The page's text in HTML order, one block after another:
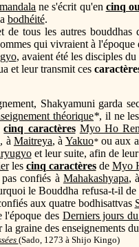
mandala ne s'écrit qu'en cinq
bodhéité.
de tous les autres bouddhas
qui vivraient à l'époque
, avaient été les disciples
et leur transmit ces
Shakyamuni garda
théorique*, il ne
cinq caractères Myo Ho
, à Maitreya, à Yakuo*ou aux
et leur suite, afin de leur
les cinq caractèresde Myo
confiés à Mahakashyapa,
le Bouddha refusa-t-il
aux quatre bodhisattvas
l'époque des Derniers jours
graine des enseignements
(Sado, 1273 à Shijo Kingo)